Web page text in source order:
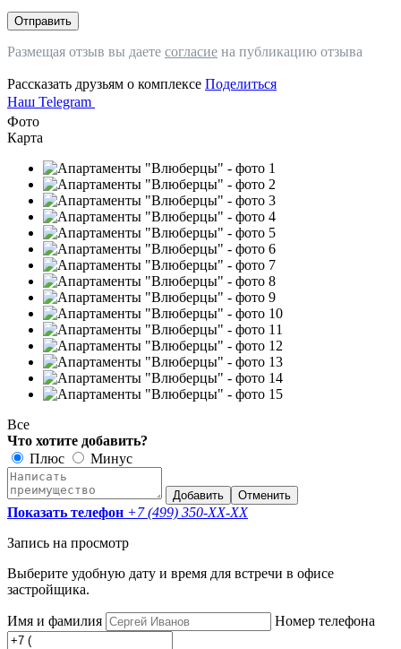
Отправить
Размещая отзыв вы даете согласие на публикацию отзыва
Рассказать друзьям о комплексе Поделиться
Наш Telegram
Фото
Карта
Все
Что хотите добавить?
Плюс
Минус
Добавить Отменить
Показать телефон +7 (499) 350-XX-XX
Запись на просмотр
Выберите удобную дату и время для встречи в офисе
застройщика.
Имя и фамилия Номер телефона